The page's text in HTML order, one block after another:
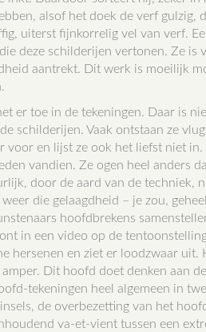
alsof het doek de verf
uiterst fijnkorrelig vel van verf.
deze schilderijen vertonen. Ze is
aantrekt. Dit werk is moeilijk
er toe in de tekeningen. Daar is
schilderijen. Vaak ontstaan ze
voor en lijst ze ook het liefst niet
vandien. Ze ogen heel anders
door de aard van de techniek,
die gelaagdheid – je zou,
hoofdbrekens
in een video op de
hersenen en ziet er loodzwaar
Dit hoofd doet denken aan
tekeningen heel algemeen in
de overbezetting van het
va-et-vient tussen een